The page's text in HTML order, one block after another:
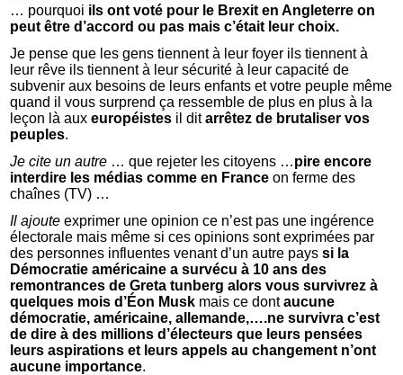
… pourquoi ils ont voté pour le Brexit en Angleterre on
peut être d’accord ou pas mais c’était leur choix.
Je pense que les gens tiennent à leur foyer ils tiennent à
leur rêve ils tiennent à leur sécurité à leur capacité de
subvenir aux besoins de leurs enfants et votre peuple même
quand il vous surprend ça ressemble de plus en plus à la
leçon là auxeuropéistes il ditarrêtez de brutaliser vos
peuples.
Je cite un autre … que rejeter les citoyens …pire encore
interdire les médias comme en France on ferme des
chaînes (TV) …
Il ajoute exprimer une opinion ce n’est pas une ingérence
électorale mais même si ces opinions sont exprimées par
des personnes influentes venant d’un autre payssi la
Démocratie américaine a survécu à 10 ans des
remontrances de Greta tunberg alors vous survivrez à
quelques mois d’Éon Musk mais ce dontaucune
démocratie, américaine, allemande,….ne survivra c’est
de dire à des millions d’électeurs que leurs pensées
leurs aspirations et leurs appels au changement n’ont
aucune importance.